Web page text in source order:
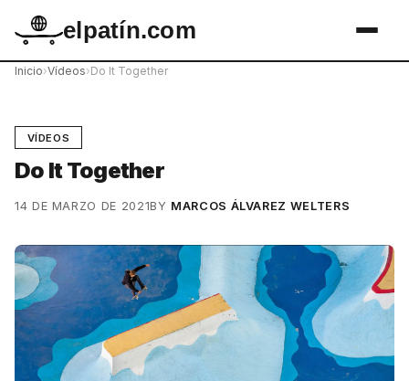
elpatín.com
Inicio›Vídeos›Do It Together
VÍDEOS
Do It Together
14 DE MARZO DE 2021BY MARCOS ÁLVAREZ WELTERS